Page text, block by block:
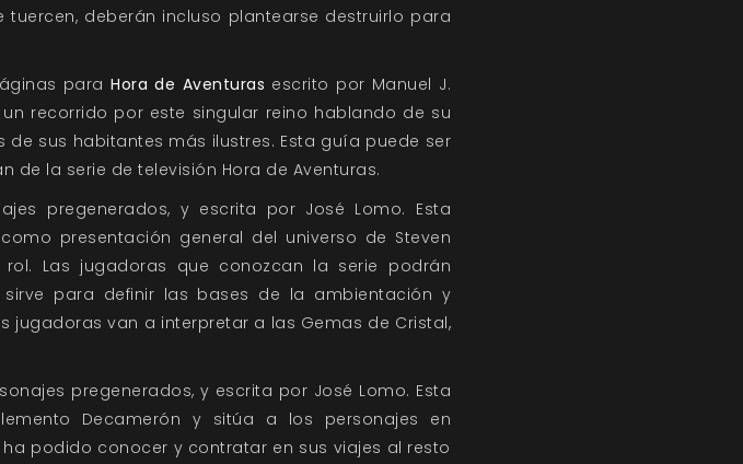
deberán incluso plantearse destruirlo para
paraHora de Aventuras escrito por Manuel J.
recorrido por este singular reino hablando de su
sus habitantes más ilustres. Esta guía puede ser
de la serie de televisión Hora de Aventuras.
pregenerados, y escrita por José Lomo. Esta
presentación general del universo de Steven
Las jugadoras que conozcan la serie podrán
para definir las bases de la ambientación y
jugadoras van a interpretar a las Gemas de Cristal,
pregenerados, y escrita por José Lomo. Esta
Decamerón y sitúa a los personajes en
podido conocer y contratar en sus viajes al resto